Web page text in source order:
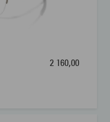
2 160,00